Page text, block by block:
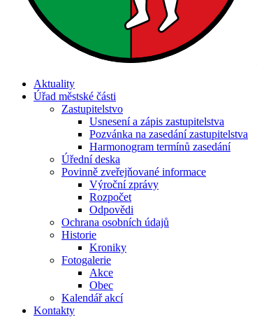
Aktuality
Úřad městské části
Zastupitelstvo
Usnesení a zápis zastupitelstva
Pozvánka na zasedání zastupitelstva
Harmonogram termínů zasedání
Úřední deska
Povinně zveřejňované informace
Výroční zprávy
Rozpočet
Odpovědi
Ochrana osobních údajů
Historie
Kroniky
Fotogalerie
Akce
Obec
Kalendář akcí
Kontakty